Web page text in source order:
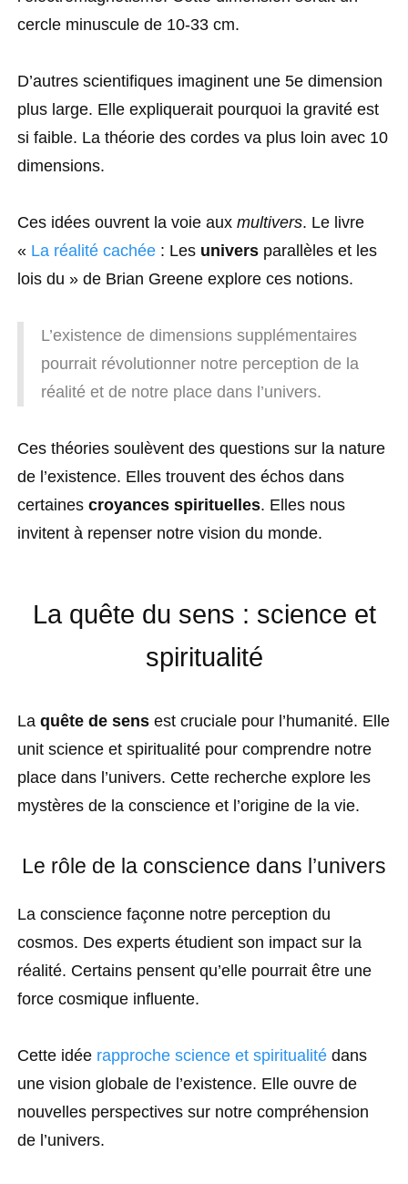
cercle minuscule de 10-33 cm.
D’autres scientifiques imaginent une 5e dimension
plus large. Elle expliquerait pourquoi la gravité est
si faible. La théorie des cordes va plus loin avec 10
dimensions.
Ces idées ouvrent la voie aux multivers. Le livre
« La réalité cachée : Les univers parallèles et les
lois du » de Brian Greene explore ces notions.
L’existence de dimensions supplémentaires
pourrait révolutionner notre perception de la
réalité et de notre place dans l’univers.
Ces théories soulèvent des questions sur la nature
de l’existence. Elles trouvent des échos dans
certaines croyances spirituelles. Elles nous
invitent à repenser notre vision du monde.
La quête du sens : science et
spiritualité
La quête de sens est cruciale pour l’humanité. Elle
unit science et spiritualité pour comprendre notre
place dans l’univers. Cette recherche explore les
mystères de la conscience et l’origine de la vie.
Le rôle de la conscience dans l’univers
La conscience façonne notre perception du
cosmos. Des experts étudient son impact sur la
réalité. Certains pensent qu’elle pourrait être une
force cosmique influente.
Cette idée rapproche science et spiritualité dans
une vision globale de l’existence. Elle ouvre de
nouvelles perspectives sur notre compréhension
de l’univers.